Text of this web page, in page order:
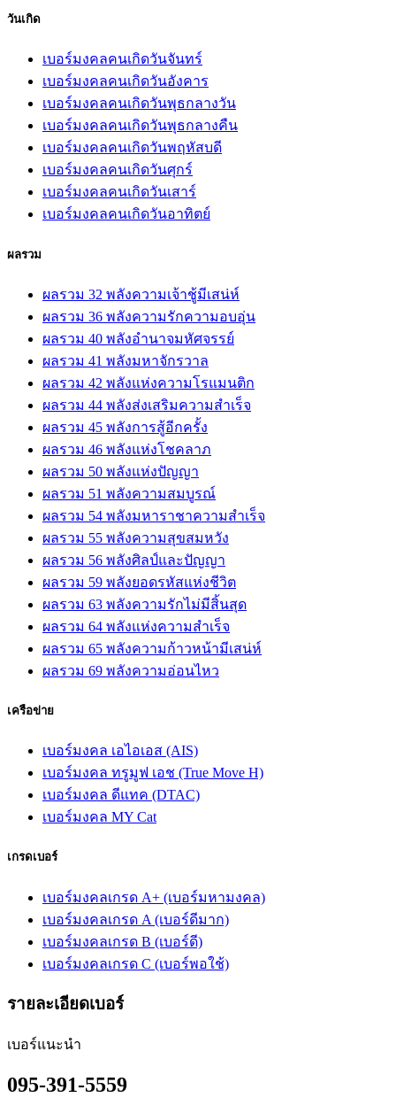
วันเกิด
เบอร์มงคลคนเกิดวันจันทร์
เบอร์มงคลคนเกิดวันอังคาร
เบอร์มงคลคนเกิดวันพุธกลางวัน
เบอร์มงคลคนเกิดวันพุธกลางคืน
เบอร์มงคลคนเกิดวันพฤหัสบดี
เบอร์มงคลคนเกิดวันศุกร์
เบอร์มงคลคนเกิดวันเสาร์
เบอร์มงคลคนเกิดวันอาทิตย์
ผลรวม
ผลรวม 32 พลังความเจ้าชู้มีเสน่ห์
ผลรวม 36 พลังความรักความอบอุ่น
ผลรวม 40 พลังอำนาจมหัศจรรย์
ผลรวม 41 พลังมหาจักรวาล
ผลรวม 42 พลังแห่งความโรแมนติก
ผลรวม 44 พลังส่งเสริมความสำเร็จ
ผลรวม 45 พลังการสู้อีกครั้ง
ผลรวม 46 พลังแห่งโชคลาภ
ผลรวม 50 พลังแห่งปัญญา
ผลรวม 51 พลังความสมบูรณ์
ผลรวม 54 พลังมหาราชาความสำเร็จ
ผลรวม 55 พลังความสุขสมหวัง
ผลรวม 56 พลังศิลป์และปัญญา
ผลรวม 59 พลังยอดรหัสแห่งชีวิต
ผลรวม 63 พลังความรักไม่มีสิ้นสุด
ผลรวม 64 พลังแห่งความสำเร็จ
ผลรวม 65 พลังความก้าวหน้ามีเสน่ห์
ผลรวม 69 พลังความอ่อนไหว
เครือข่าย
เบอร์มงคล เอไอเอส (AIS)
เบอร์มงคล ทรูมูฟ เอช (True Move H)
เบอร์มงคล ดีแทค (DTAC)
เบอร์มงคล MY Cat
เกรดเบอร์
เบอร์มงคลเกรด A+ (เบอร์มหามงคล)
เบอร์มงคลเกรด A (เบอร์ดีมาก)
เบอร์มงคลเกรด B (เบอร์ดี)
เบอร์มงคลเกรด C (เบอร์พอใช้)
รายละเอียดเบอร์
เบอร์แนะนำ
095-391-5559